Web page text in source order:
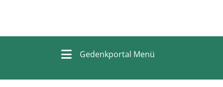
Gedenkportal Menü